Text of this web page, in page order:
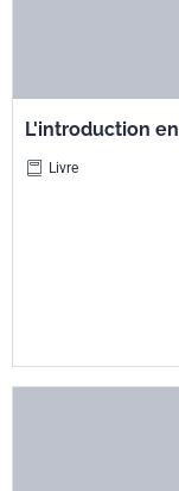
L'introduction
Livre